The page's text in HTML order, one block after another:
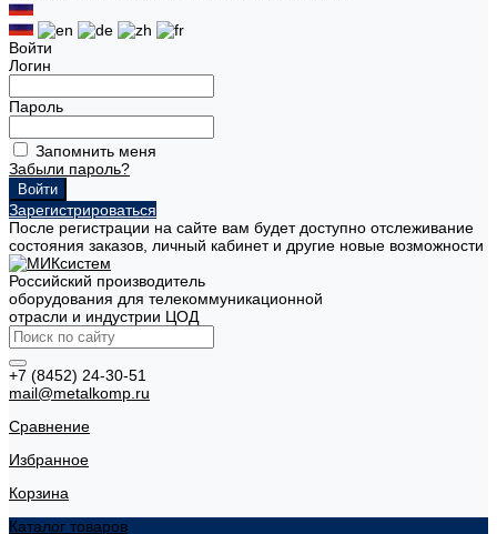
Войти
Логин
Пароль
Запомнить меня
Забыли пароль?
Зарегистрироваться
После регистрации на сайте вам будет доступно отслеживание
состояния заказов, личный кабинет и другие новые возможности
Российский производитель
оборудования для телекоммуникационной
отрасли и индустрии ЦОД
+7 (8452) 24-30-51
mail@metalkomp.ru
Сравнение
Избранное
Корзина
Каталог товаров